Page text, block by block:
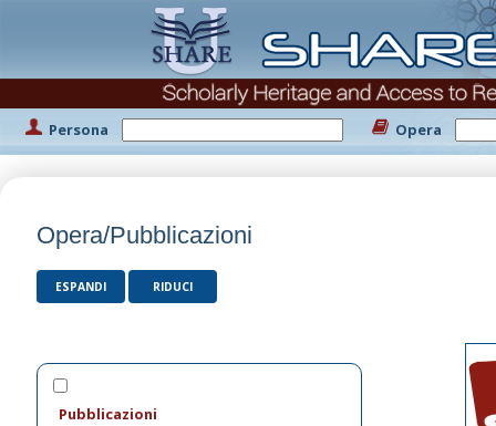
Persona Opera
Opera/Pubblicazioni
ESPANDI RIDUCI
Pubblicazioni